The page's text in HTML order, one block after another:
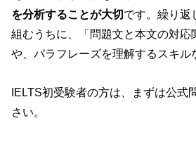
を分析することが大切です。繰り返
組むうちに、「問題文と本文の対応
や、パラフレーズを理解するスキル
IELTS初受験者の方は、まずは公式
さい。